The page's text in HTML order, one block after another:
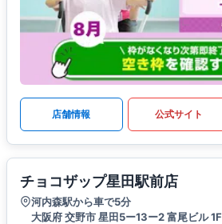
店舗情報 公式サイト
チョコザップ星田駅前店
河内森駅から車で5分
大阪府 交野市 星田5ー13ー2 富尾ビル 1F